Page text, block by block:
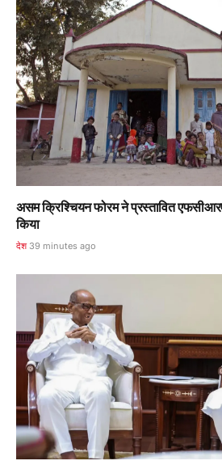
असम क्रिश्चियन फोरम ने प्रस्तावित
किया
देश 39 minutes ago